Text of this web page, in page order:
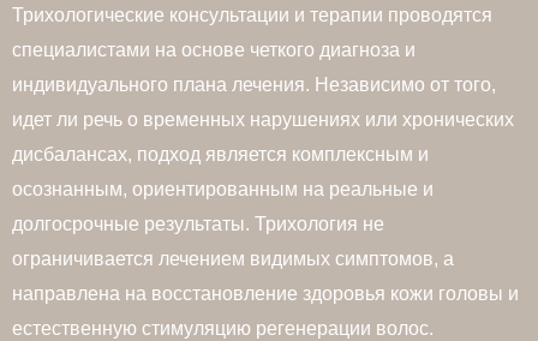
Трихологические консультации и терапии проводятся
специалистами на основе четкого диагноза и
индивидуального плана лечения. Независимо от того,
идет ли речь о временных нарушениях или хронических
дисбалансах, подход является комплексным и
осознанным, ориентированным на реальные и
долгосрочные результаты. Трихология не
ограничивается лечением видимых симптомов, а
направлена на восстановление здоровья кожи головы и
естественную стимуляцию регенерации волос.